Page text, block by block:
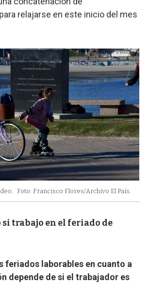
relajarse en este inicio del mes
Foto: Francisco Flores/Archivo El País.
trabajo en el feriado de
feriados laborables en cuanto a
depende de si el trabajador es